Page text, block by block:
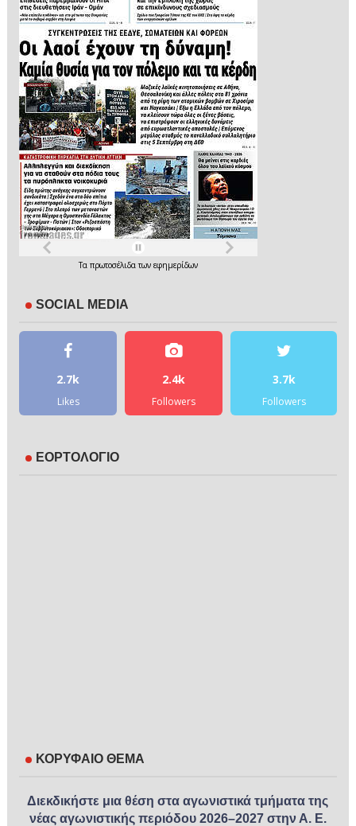
Τα πρωτοσέλιδατων εφημερίδων
SOCIAL MEDIA
2.7k
Likes
2.4k
Followers
3.7k
Followers
ΕΟΡΤΟΛΟΓΙΟ
ΚΟΡΥΦΑΙΟ ΘΕΜΑ
Διεκδικήστε μια θέση στα αγωνιστικά τμήματα της
νέας αγωνιστικής περιόδου 2026–2027 στην Α. Ε.